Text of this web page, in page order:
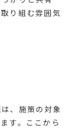
り組む雰囲気
、施策の対象
す。ここから